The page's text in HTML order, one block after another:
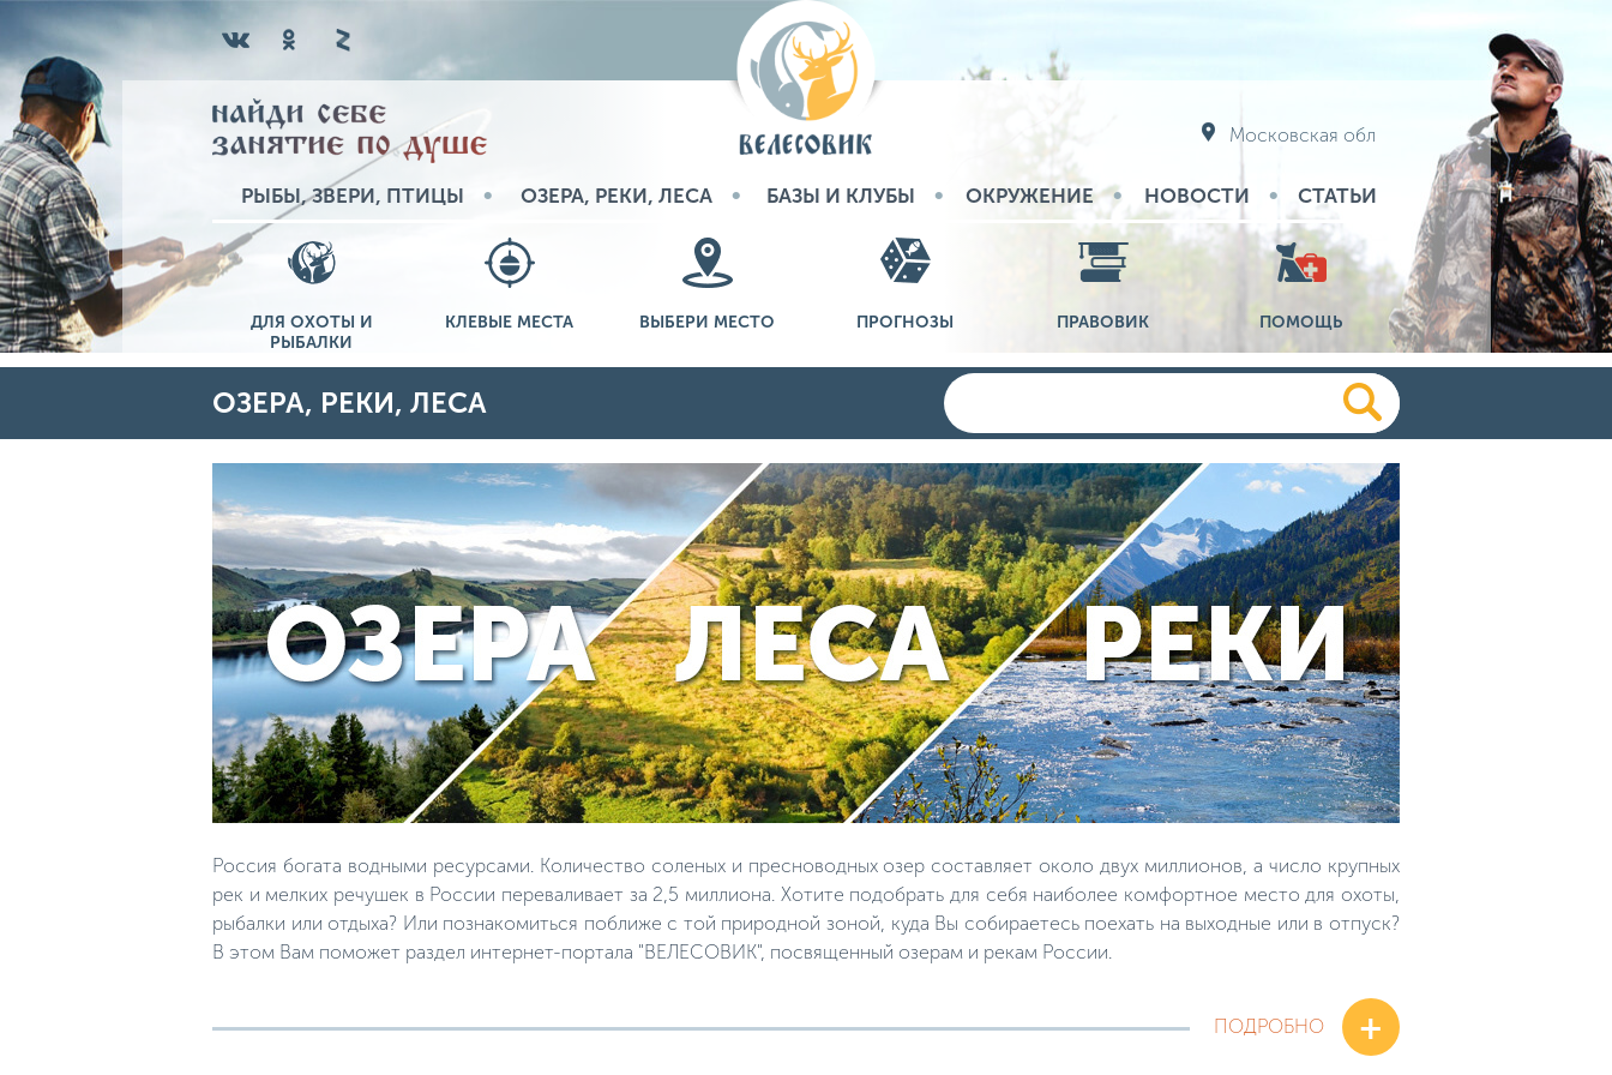
Московская обл
РЫБЫ, ЗВЕРИ, ПТИЦЫ ОЗЕРА, РЕКИ, ЛЕСА БАЗЫ И КЛУБЫ ОКРУЖЕНИЕ НОВОСТИ СТАТЬИ
ДЛЯ ОХОТЫ И
РЫБАЛКИ
КЛЕВЫЕ МЕСТА ВЫБЕРИ МЕСТО ПРОГНОЗЫ ПРАВОВИК ПОМОЩЬ
ОЗЕРА, РЕКИ, ЛЕСА
Россия богата водными ресурсами. Количество соленых и пресноводных озер составляет около двух миллионов, а число крупных
рек и мелких речушек в России переваливает за 2,5 миллиона. Хотите подобрать для себя наиболее комфортное место для охоты,
рыбалки или отдыха? Или познакомиться поближе с той природной зоной, куда Вы собираетесь поехать на выходные или в отпуск?
В этом Вам поможет раздел интернет-портала "ВЕЛЕСОВИК", посвященный озерам и рекам России.
ПОДРОБНО +